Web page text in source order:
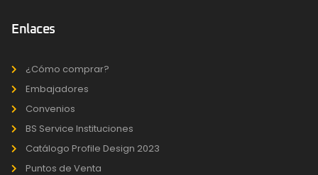
Enlaces
¿Cómo comprar?
Embajadores
Convenios
BS Service Instituciones
Catálogo Profile Design 2023
Puntos de Venta